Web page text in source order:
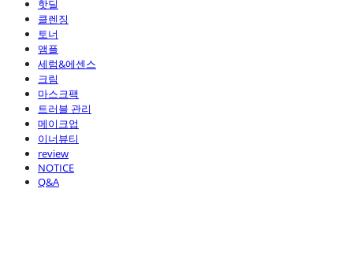
핫딜
클렌징
토너
앰플
세럼&에센스
크림
마스크팩
트러블 관리
메이크업
이너뷰티
review
NOTICE
Q&A